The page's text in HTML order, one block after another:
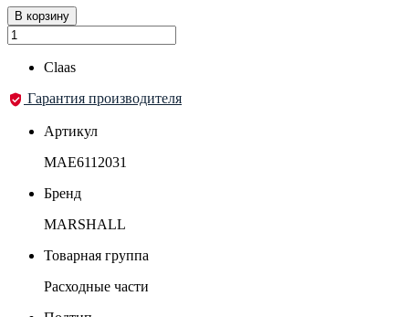
В корзину
Claas
Гарантия производителя
Артикул
MAE6112031
Бренд
MARSHALL
Товарная группа
Расходные части